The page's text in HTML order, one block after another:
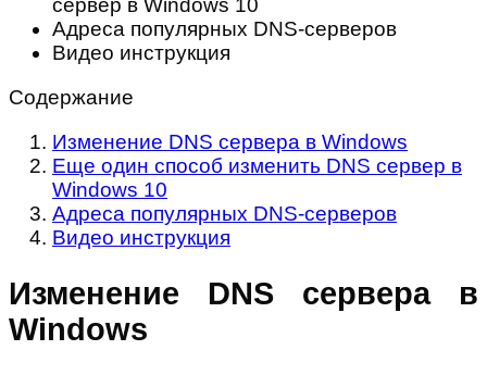
сервер в Windows 10
Адреса популярных DNS-серверов
Видео инструкция
Содержание
Изменение DNS сервера в Windows
Еще один способ изменить DNS сервер в
Windows 10
Адреса популярных DNS-серверов
Видео инструкция
Изменение DNS сервера в
Windows